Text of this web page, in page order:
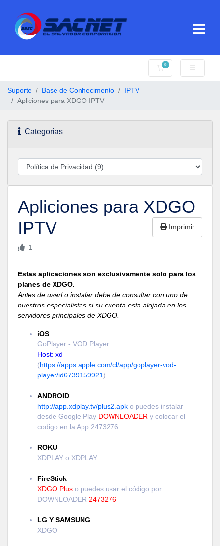
0
Carrinho de
Suporte Base de Conhecimento
IPTV
Apliciones para XDGO IPTV
Categorias
Apliciones para XDGO
IPTV
Imprimir
1
Estas aplicaciones son exclusivamente solo para los
planes de XDGO.
Antes de usarl o instalar debe de consultar con uno de
nuestros especialistas si su cuenta esta alojada en los
servidores principales de XDGO.
iOS
GoPlayer - VOD Player
Host: xd
(https://apps.apple.com/cl/app/goplayer-vod-
player/id6739159921)
ANDROID
http://app.xdplay.tv/plus2.apk o puedes instalar
desde Google Play DOWNLOADER y colocar el
codigo en la App 2473276
ROKU
XDPLAY o XDPLAY
FireStick
XDGO Plus o puedes usar el código por
DOWNLOADER 2473276
LG Y SAMSUNG
XDGO